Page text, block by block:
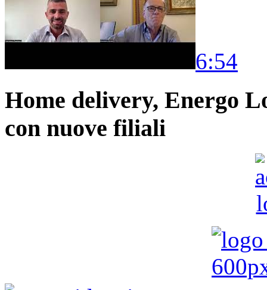
6:54
Home delivery, Energo
con nuove filiali